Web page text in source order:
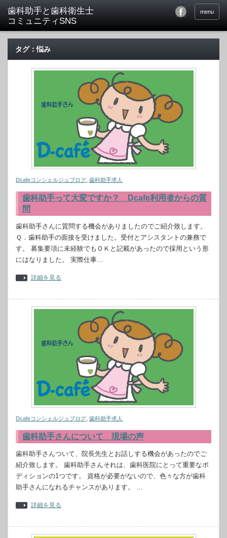
menu
タグ：悩み
Dcafeコンシェルジュブログ 歯科助手求人
歯科助手って大変ですか？ Dcafe利用者からの質
問
歯科助手さんに質問する機会がありましたのでご紹介致します。
Ｑ．歯科助手の面接を受けました。受付とアシスタントの兼務で
す。 募集要項に未経験でもＯＫと記載があったので採用という形
にはなりました。 実際仕事…
詳細を見る
Dcafeコンシェルジュブログ 歯科助手求人
歯科助手さんについて 現場の声
歯科助手さんついて、院長先生とお話しする機会があったのでご
紹介致します。 歯科助手さんそれは、歯科医院にとって重要なポ
ディションの1つです。 資格が必要がないので、色々な方が歯科
助手さんになれるチャンスがあります。 …
詳細を見る